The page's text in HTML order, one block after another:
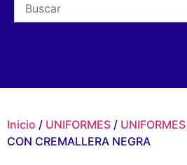
Inicio / UNIFORMES / UNIFORMES
CON CREMALLERA NEGRA